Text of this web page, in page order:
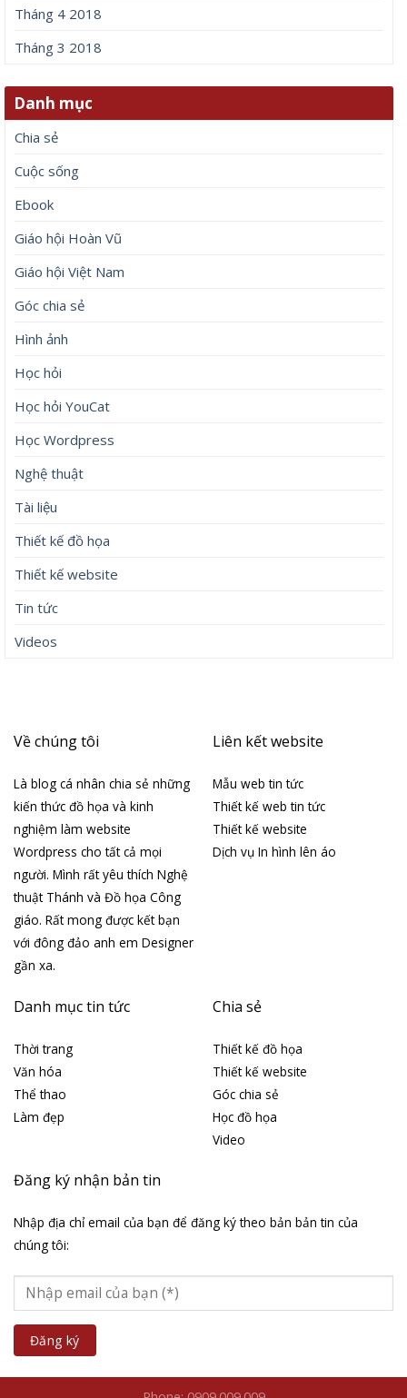
Tháng 4 2018
Tháng 3 2018
Danh mục
Chia sẻ
Cuộc sống
Ebook
Giáo hội Hoàn Vũ
Giáo hội Việt Nam
Góc chia sẻ
Hình ảnh
Học hỏi
Học hỏi YouCat
Học Wordpress
Nghệ thuật
Tài liệu
Thiết kế đồ họa
Thiết kế website
Tin tức
Videos
Về chúng tôi
Là blog cá nhân chia sẻ những
kiến thức đồ họa và kinh
nghiệm làm website
Wordpress cho tất cả mọi
người. Mình rất yêu thích Nghệ
thuật Thánh và Đồ họa Công
giáo. Rất mong được kết bạn
với đông đảo anh em Designer
gần xa.
Liên kết website
Mẫu web tin tức
Thiết kế web tin tức
Thiết kế website
Dịch vụ In hình lên áo
Danh mục tin tức
Thời trang
Văn hóa
Thể thao
Làm đẹp
Chia sẻ
Thiết kế đồ họa
Thiết kế website
Góc chia sẻ
Học đồ họa
Video
Đăng ký nhận bản tin
Nhập địa chỉ email của bạn để đăng ký theo bản bản tin của
chúng tôi: